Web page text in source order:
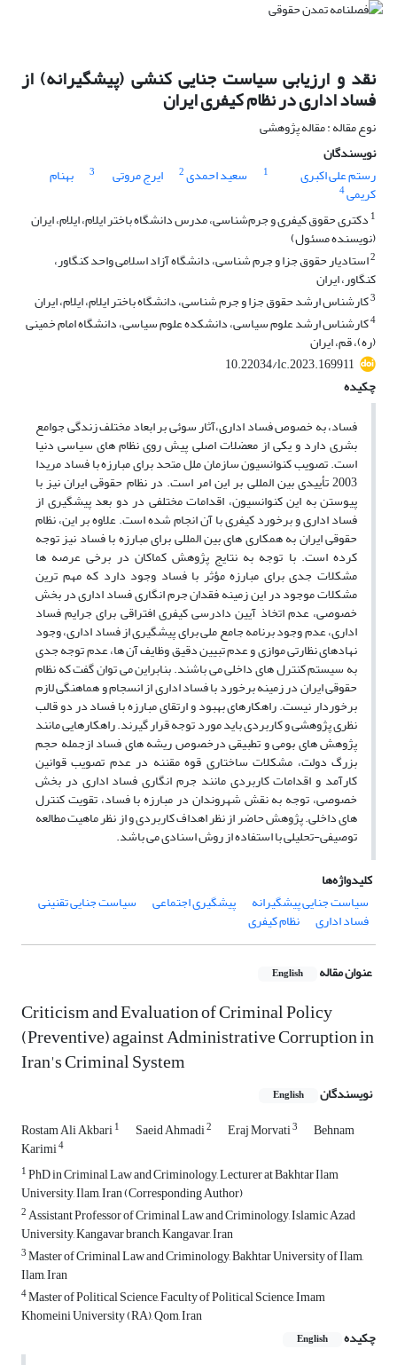
نقد و ارزیابی سیاست جنایی کنشی (پیشگیرانه) از
فساد اداری در نظام کیفری ایران
نوع مقاله : مقاله پژوهشی
نویسندگان
رستم علی اکبری
1 سعید احمدی2 ایرج مروتی 3 بهنام
کریمی4
1 دکتری حقوق کیفری و جرم‌شناسی، مدرس دانشگاه باختر ایلام، ایلام، ایران
(نویسنده مسئول)
2استادیار حقوق جزا و جرم شناسی، دانشگاه آزاد اسلامی واحد کنگاور،
کنگاور، ایران
3کارشناس ارشد حقوق جزا و جرم شناسی، دانشگاه باختر ایلام، ایلام، ایران
4کارشناس ارشد علوم سیاسی، دانشکده علوم سیاسی، دانشگاه امام خمینی
(ره)، قم، ایران
10.22034/lc.2023.169911
چکیده
فساد، به خصوص فساد اداری،آثار سوئی بر ابعاد مختلف زندگی جوامع
بشری دارد و یکی از معضلات اصلی پیش روی نظام های سیاسی دنیا
است. تصویب کنوانسیون سازمان ملل متحد برای مبارزه با فساد مریدا
2003 تأییدی بین المللی بر این امر است. در نظام حقوقی ایران نیز با
پیوستن به این کنوانسیون، اقدامات مختلفی در دو بعد پیشگیری از
فساد اداری و برخورد کیفری با آن انجام شده است. علاوه بر این، نظام
حقوقی ایران به همکاری های بین المللی برای مبارزه با فساد نیز توجه
کرده است. با توجه به نتایج پژوهش کماکان در برخی عرصه ها
مشکلات جدی برای مبارزه مؤثر با فساد وجود دارد که مهم ترین
مشکلات موجود در این زمینه فقدان جرم انگاری فساد اداری در بخش
خصوصی، عدم اتخاذ آیین دادرسی کیفری افتراقی برای جرایم فساد
اداری، عدم وجود برنامه جامع ملی برای پیشگیری از فساد اداری، وجود
نهادهای نظارتی موازی و عدم تبیین دقیق وظایف آن ها، عدم توجه جدی
به سیستم کنترل های داخلی می باشند. بنابراین می توان گفت که نظام
حقوقی ایران در زمینه برخورد با فساد اداری از انسجام و هماهنگی لازم
برخوردار نیست. راهکارهای بهبود و ارتقای مبارزه با فساد در دو قالب
نظری پژوهشی و کاربردی باید مورد توجه قرار گیرند. راهکارهایی مانند
پژوهش های بومی و تطبیقی درخصوص ریشه های فساد ازجمله حجم
بزرگ دولت، مشکلات ساختاری قوه مقننه در عدم تصویب قوانین
کارآمد و اقدامات کاربردی مانند جرم انگاری فساد اداری در بخش
خصوصی، توجه به نقش شهروندان در مبارزه با فساد، تقویت کنترل
های داخلی. پژوهش حاضر از نظر اهداف کاربردی و از نظر ماهیت مطالعه
توصیفی-تحلیلی با استفاده از روش اسنادی می باشد.
کلیدواژه‌ها
سیاست جنایی پیشگیرانه
پیشگیری اجتماعی سیاست جنایی تقنینی
فساد اداری نظام کیفری
عنوان مقاله English
Criticism and Evaluation of Criminal Policy
(Preventive) against Administrative Corruption in
Iran's Criminal System
نویسندگان English
Rostam Ali Akbari1 Saeid Ahmadi2 Eraj Morvati3 Behnam
Karimi4
1PhD in Criminal Law and Criminology, Lecturer at Bakhtar Ilam
University, Ilam, Iran (Corresponding Author)
2Assistant Professor of Criminal Law and Criminology, Islamic Azad
University, Kangavar branch, Kangavar, Iran
3Master of Criminal Law and Criminology, Bakhtar University of Ilam,
Ilam, Iran
4Master of Political Science, Faculty of Political Science, Imam
Khomeini University (RA), Qom, Iran
چکیده
English